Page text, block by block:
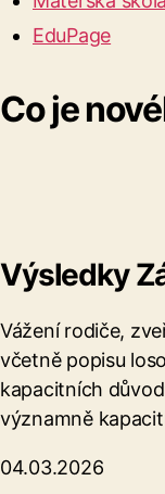
EduPage
Co je
Výsledky
Vážení rodiče,
včetně popisu
kapacitních
významně
04.03.2026